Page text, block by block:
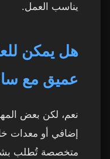
يناسب العمل.
هل يمكن
عميق مع
نعم، لكن بعض
إضافي أو معدات
متخصصة تُطلب